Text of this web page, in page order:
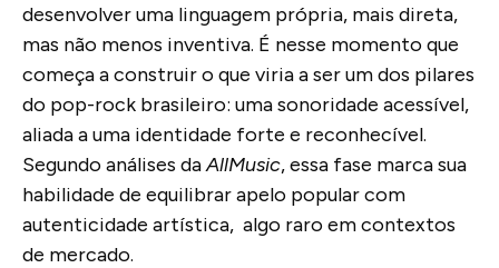
desenvolver uma linguagem própria, mais direta,
mas não menos inventiva. É nesse momento que
começa a construir o que viria a ser um dos pilares
do pop-rock brasileiro: uma sonoridade acessível,
aliada a uma identidade forte e reconhecível.
Segundo análises daAllMusic, essa fase marca sua
habilidade de equilibrar apelo popular com
autenticidade artística, algo raro em contextos
de mercado.